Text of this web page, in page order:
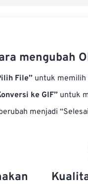
mengubah
File” untuk memilih
ke GIF” untuk
menjadi